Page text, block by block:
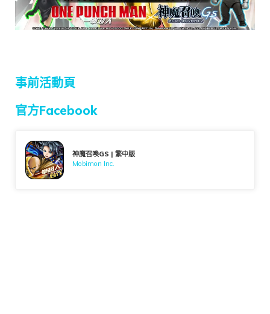
事前活動頁
官方Facebook
神魔召喚GS | 繁中版
Mobimon Inc.